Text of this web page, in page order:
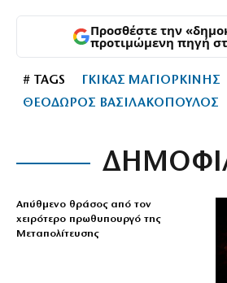
Προσθέστε την
προτιμώμενη πηγή
# TAGS
ΓΚΙΚΑΣ ΜΑΓΙΟΡΚΙΝΗΣ
ΘΕΟΔΩΡΟΣ ΒΑΣΙΛΑΚΟΠΟΥΛΟΣ
Απύθμενο θράσος από τον
χειρότερο πρωθυπουργό της
Μεταπολίτευσης